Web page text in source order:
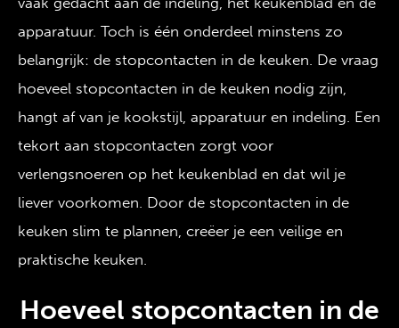
apparatuur. Toch is één onderdeel minstens zo
belangrijk: de stopcontacten in de keuken. De vraag
hoeveel stopcontacten in de keuken nodig zijn,
hangt af van je kookstijl, apparatuur en indeling. Een
tekort aan stopcontacten zorgt voor
verlengsnoeren op het keukenblad en dat wil je
liever voorkomen. Door de stopcontacten in de
keuken slim te plannen, creëer je een veilige en
praktische keuken.
Hoeveel stopcontacten in de